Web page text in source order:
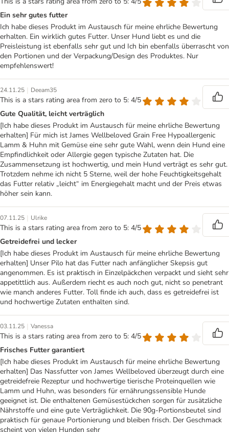
Ein sehr gutes futter
Ich habe dieses Produkt im Austausch für meine ehrliche Bewertung
erhalten. Ein wirklich gutes Futter. Unser Hund liebt es und die
Preisleistung ist ebenfalls sehr gut und Ich bin ebenfalls überrascht von
den Portionen und der Verpackung/Design des Produktes. Nur
empfehlenswert!
24.11.25 | Deeam35
This is a stars rating area from zero to 5: 4/5
Gute Qualität, leicht verträglich
[Ich habe dieses Produkt im Austausch für meine ehrliche Bewertung
erhalten] Für mich ist James Wellbeloved Grain Free Hypoallergenic
Lamm & Huhn mit Gemüse eine sehr gute Wahl, wenn dein Hund eine
Empfindlichkeit oder Allergie gegen typische Zutaten hat. Die
Zusammensetzung ist hochwertig, und mein Hund verträgt es sehr gut.
Trotzdem nehme ich nicht 5 Sterne, weil der hohe Feuchtigkeitsgehalt
das Futter relativ „leicht“ im Energiegehalt macht und der Preis etwas
höher sein kann.
07.11.25 | Ulrike
This is a stars rating area from zero to 5: 4/5
Getreidefrei und lecker
[Ich habe dieses Produkt im Austausch für meine ehrliche Bewertung
erhalten] Unser Pilo hat das Futter nach anfänglicher Skepsis gut
angenommen. Es ist praktisch in Einzelpäckchen verpackt und sieht sehr
appetittlich aus. Außerdem riecht es auch noch gut, nicht so penetrant
wie manch anderes Futter. Toll finde ich auch, dass es getreidefrei ist
und hochwertige Zutaten enthalten sind.
03.11.25 | Vanessa
This is a stars rating area from zero to 5: 4/5
Frisches Futter garantiert
[Ich habe dieses Produkt im Austausch für meine ehrliche Bewertung
erhalten] Das Nassfutter von James Wellbeloved überzeugt durch eine
getreidefreie Rezeptur und hochwertige tierische Proteinquellen wie
Lamm und Huhn, was besonders für ernährungssensible Hunde
geeignet ist. Die enthaltenen Gemüsestückchen sorgen für zusätzliche
Nährstoffe und eine gute Verträglichkeit. Die 90g-Portionsbeutel sind
praktisch für genaue Portionierung und bleiben frisch. Der Geschmack
scheint von vielen Hunden sehr